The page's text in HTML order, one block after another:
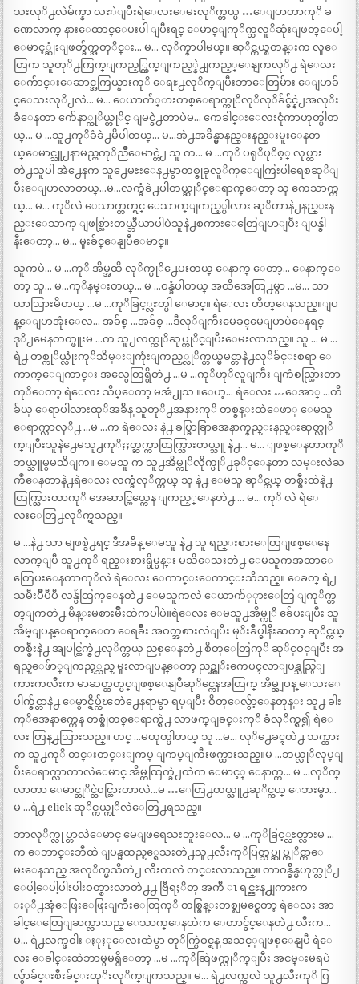
သးလုိ႕လဲမ်က္နာ လႊဲျပီးရဲေလးေမးလုိက္တယ္မ …ေျပာတာကုိ ခ
ဏေလာက္ နားေထာင္ေပးပါ ျပီးရင္ ေမာင္ျကုိက္သလူိဆုံးျဖတ္ေပါ့
ေမာင့္ဆုံးျဖတ္ခ်က္အတုိင္း… မ… လုိက္နာပါမယ္။ ဆုိင္ကယ္စတန္းက လူေ
တြက သူတုိ႕ကြက္ျကည့္ကြက္ျကည့္နဲ႕ျကည့္ေနျကလုိ႕ ရဲေလး
ေက်ာင္းေဆာင္အကြယ္နားကုိ ေရႊ႕လုိက္ျပီးဘာေတြမ်ား ေျပာခ်
င္ေသးလုိ႕လဲ… မ… ေယာက်္ားတစ္ေရာက္ကုိလုိလုိခ်င္ခ်င္နဲ႕အလုိး
ခံေနတာ က်ေနာ္ကုိယ္တုိင္ ျမင္ခဲ႕တာပဲမ… ကေခါင္းေလးငုံကာဟုတ္ပါတ
ယ္… မ …သူ႕ကုိခံခဲ႕မိပါတယ္… မ…အဲ႕အခ်ိန္မွာနည္းနည္းမူးေနတ
ယ္ေမာင္သူ႕နာမည္ကကုိညိဳေမာင္တဲ႕ သူ က… မ …ကုိ ပရုိပုိစ့္ လုပ္ထား
တဲ႕သူပါ အဲ႕ေနက သူ႕ေမႊးေန႕မွာတစ္ခုခုလူိက္ေျကြးပါရေစဆုိျ
ပီးေျပာလာတယ္…မ…လက္ခံခဲ႕ပါတယ္ဆုိင္ေရာက္ေတာ့ သူ ကေသာက္တ
ယ္… မ… ကုိလဲ ေသာက္တတ္ရင္ ေသာက္ျကည့္ပါလား ဆုိတာနဲ႕နည္းန
ည္းေသာက္ ျဖစ္သြားတယ္ဘီယာပါပဲသူနဲ႕စကားေတြေျပာျပီး ျပန္ခါ
နီးေတာ့… မ… မူးခ်င္ေနျပီေမာင္။
သူကပဲ… မ …ကုိ အိမ္အထိ လုိက္ပုိ႕ေပးတယ္ ေနာက္ ေတာ့… ေနာက္ေ
တာ့ သူ… မ…ကုိနမ္းတယ္… မ …ဝန္ခံပါတယ္ အထိအေတြ႕မွာ …မ… သာ
ယာသြားမိတယ္ …မ …ကုိခြင့္လႊတ္ပါ ေမာင္။ ရဲေလး တိတ္ေနသည္။ျပ
န္ေျပာအုံးေလ… အခ်စ္ …အခ်စ္ …ဒီလုိျကီးမေခၚမေျပာပဲေနရင္
ဒုိ႕မေနတတ္ဖူးမ …က သူ႕လက္ကုိဆုပ္ကုိင္ျပီးေမးလာသည္။ သူ … မ …
ရဲ႕ တစ္ကုိယ္လုံးကုိသိမ္းျကုံးျကည့္လုိက္တယ္ၿမင္တာနဲ႕လုိခ်င္းစရာ ေ
ကာက္ေျကာင္း အလွေတြရွိတဲ႕ …မ …ကုိဟုိလူျကီး ျကံစည္သြားတာ
ကုိေတာ့ ရဲေလး သိပ္ေတာ့ မအံ႕ျသ ။ေဟ့… ရဲေလး …ေအာ္ …တီ
ခ်ယ္ ေရာပါလားထုိအခ်ိန္ သူတုိ႕အနားကုိ တစ္ခန္းထဲေဖာ္ ေမသူ
ေရာက္လာလုိ႕ …မ …က ရဲေလး နဲ႕ ခပ္ခြာခြာအေနာက္နည္းနည္းဆုတ္လုိ
က္ျပီးသူနဲ႕ေမသူ႕ကုိႏႈတ္ဆက္ကာထြက္သြားတယ္သူ နဲ႕… မ… ျဖစ္ေနတာကုိ
ဘယ္သူမွမသိျက။ ေမသူ က သူ႕အိမ္ကုိလိုက္ပုိ႕ခုိင္ေနတာ လမ္းလဲႀ
ကဳံေနတာနဲ႕ရဲေလး လက္ခံလုိက္တယ္ သူ နဲ႕ ေမသူ ဆုိင္ကယ္ တစ္စီးထဲနဲ႕
ထြက္သြားတာကုိ အေဆာင္ကြယ္ကေန ျကည့္ေနတဲ႕ … မ… ကုိ လဲ ရဲေ
လးေတြ႕လုိက္ရသည္။
မ …နဲ႕ သာ မျဖစ္ခဲ႕ရင္ ဒီအခ်ိန္ ေမသူ နဲ႕ သူ ရည္းစားေတြျဖစ္ေနေ
လာက္ျပီ သူ႕ကုိ ရည္းစားရွိမွန္း မသိေသးတဲ႕ ေမသူကအထာေ
တြေပးေနတာကုိလဲ ရဲေလး ေကာင္းေကာင္းသိသည္။ ေခတ္ ရဲ႕
သမီးပ်ဳိပီပီ လန္ပ်ံထြက္ေနတဲ႕ ေမသူကလဲ ေယာက်္ုားေတြ ျကုိက္တ
တ္ျကတဲ႕ မိန္းမစားမ်ဳိးထဲကပါပဲ။ရဲေလး ေမသူ႕အိမ္ကုိ ခ်ေပးျပီး သူ
အိမ္ျပန္ေရာက္ေတ ေရခ်ဳိး အဝတ္အစားလဲျပီး မုိးခ်ဳပ္ခါနီးဆတာ့ ဆုိင္ကယ္
တစ္စီးနဲ႕ အျပင္ထြက္ခဲ႕လုိက္တယ္ ညစ္ေနတဲ႕ စိတ္ေတြကုိ ဆုိင္ဝင္ျပီး အ
ရည္ေဖ်ာ္ျကည့္သည္ မူးလာျပန္ေတာ့ ညဥ္ဆုိးကေပၚလာျပန္သည္ဂြျ
ကားကလီးက မာဆတ္ဆတ္ပင္ျဖစ္ေနျပီဆုိင္ကေနအထြက္ အိမ္အျပန္ ေသးေ
ပါက္ခ်င္တာနဲ႕ ေမွာင္ရိပ္က်ၽတဲ႕ေနရာမွာ ရပ္ျပီး ဝိတ္ေလ်ွာ့ေနတုန္း သူ႕ ခါး
ကုိအေနာက္ကေန တစ္စုံတစ္ေရာက္ရဲ႕ လာဖက္ျခင္းကုိ ခံလုိက္ရ၍ ရဲေ
လး တြန္႕သြားသည္။ ဟင္ …မဟုတ္ပါတယ္ သူ …မ… လုိ႕ေခၚတဲ႕ သက္ထား
က သူ႕ကုိ တင္းတင္းျကပ္ ျကပ္ျကီးဖက္ထားသည္။မ …ဘယ္လုိလုပ္ျ
ပီးေရာက္လာတာလဲေမာင္ အိမ္ကထြက္ခဲ႕ထဲက ေမာင့္ ေနာက္က… မ …လုိက္
လာတာ ေမာင္ဆုိင္ထဲဝင္သြားတာလဲ…မ …ေတြ႕တယ္သူ႕ဆုိင္ကယ္ ေဘးမွာ…
မ …ရဲ႕ click ဆုိင္ကယ္ကုိလဲေတြ႕ရသည္။
ဘာလုိက္လုပ္တာလဲေမာင္ မေျဖရေသးဘူးေလ… မ …ကုိခြင့္လႊတ္လားမ …
က ေဘာင္းဘီထဲ ျပန္မထည့္ရေသးတဲ႕သူ႕လီးကုိပြတ္သပ္ဆုပ္ကုိင္ကာေ
မးေနသည္ အလုိက္မသိတဲ႕ လီးကလဲ တင္းလာသည္။ တာဝန္ခ်ိန္မဟုတ္လုိ႕
ေပါ့ေပါ့ပါးပါးဝတ္စားလာတဲ႕႕ ဗြီရႈိတ္ အက်ီ ၤ ရင္ညႊန္႕ျကားက
ႏုိ႕အုံေဖြးေဖြးျကီးေတြကုိ တစ္စြန္းတစ္စျမင္ရေတာ့ ရဲေလး အာ
ခါင္ေတြေျခာက္လာသည္ ေသာက္ေနထဲက ေတာင္ခ်င္ေနတဲ႕ လီးက…
မ… ရဲ႕လက္ဖဝါး ႏုႏုေလးထဲမွာ တုိက္ပြဲဝင္ရန္ အသင့္ျဖစ္ေနျပီ ရဲေ
လး ေခါင္းထဲဘာမွမရွိေတာ့ …မ …ကုိဆြဲဖက္လုိက္ျပီး အငမ္းမရပဲ
လ်ွာခ်င္းစီးခ်င္းထုိးလုိက္ျကသည္။ မ… ရဲ႕လက္ကလဲ သူ႕လီးကုိ ဂြ